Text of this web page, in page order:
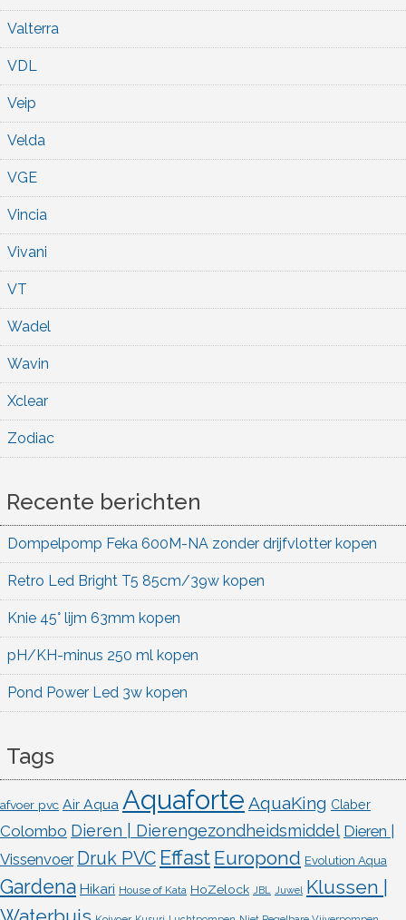
Valterra
VDL
Veip
Velda
VGE
Vincia
Vivani
VT
Wadel
Wavin
Xclear
Zodiac
Recente berichten
Dompelpomp Feka 600M-NA zonder drijfvlotter kopen
Retro Led Bright T5 85cm/39w kopen
Knie 45° lijm 63mm kopen
pH/KH-minus 250 ml kopen
Pond Power Led 3w kopen
Tags
afvoer pvc Air Aqua Aquaforte AquaKing Claber
Colombo Dieren | Dierengezondheidsmiddel Dieren |
Vissenvoer Druk PVC Effast Europond Evolution Aqua
Gardena Hikari House of Kata HoZelock JBL Juwel Klussen |